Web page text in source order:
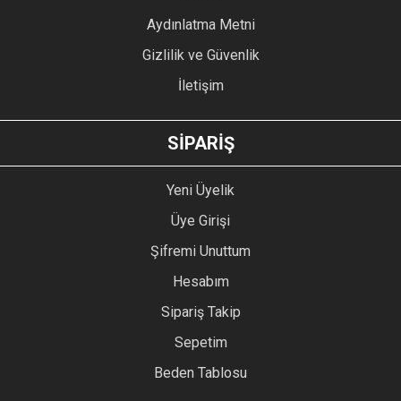
GÖNDER
Aydınlatma Metni
Gizlilik ve Güvenlik
İletişim
SİPARİŞ
Yeni Üyelik
Üye Girişi
Şifremi Unuttum
Hesabım
Sipariş Takip
Sepetim
Beden Tablosu